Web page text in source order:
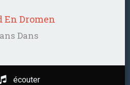
En Dromen
Dans
écouter